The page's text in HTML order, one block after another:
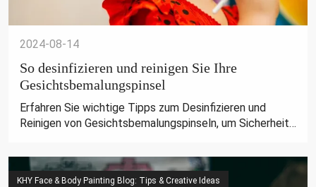
2024-08-14
So desinfizieren und reinigen Sie Ihre
Gesichtsbemalungspinsel
Erfahren Sie wichtige Tipps zum Desinfizieren und
Reinigen von Gesichtsbemalungspinseln, um Sicherheit
Werkzeuge mit den professionellen Produkten von KHY
in Topform.
KHY Face & Body Painting Blog: Tips & Creative Ideas